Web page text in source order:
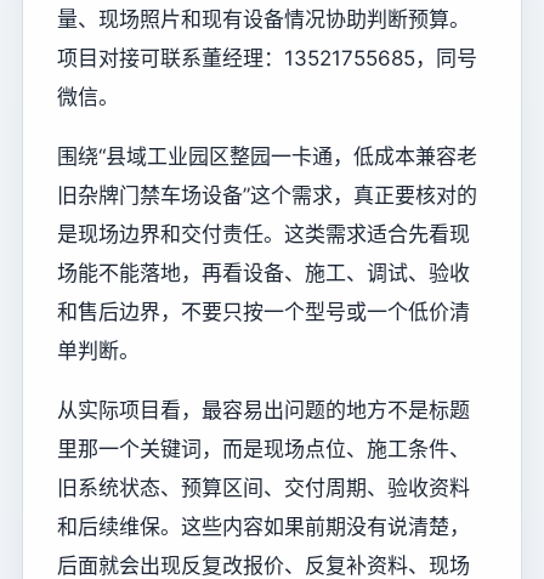
量、现场照片和现有设备情况协助判断预算。
项目对接可联系董经理：13521755685，同号
微信。
围绕“县域工业园区整园一卡通，低成本兼容老
旧杂牌门禁车场设备”这个需求，真正要核对的
是现场边界和交付责任。这类需求适合先看现
场能不能落地，再看设备、施工、调试、验收
和售后边界，不要只按一个型号或一个低价清
单判断。
从实际项目看，最容易出问题的地方不是标题
里那一个关键词，而是现场点位、施工条件、
旧系统状态、预算区间、交付周期、验收资料
和后续维保。这些内容如果前期没有说清楚，
后面就会出现反复改报价、反复补资料、现场